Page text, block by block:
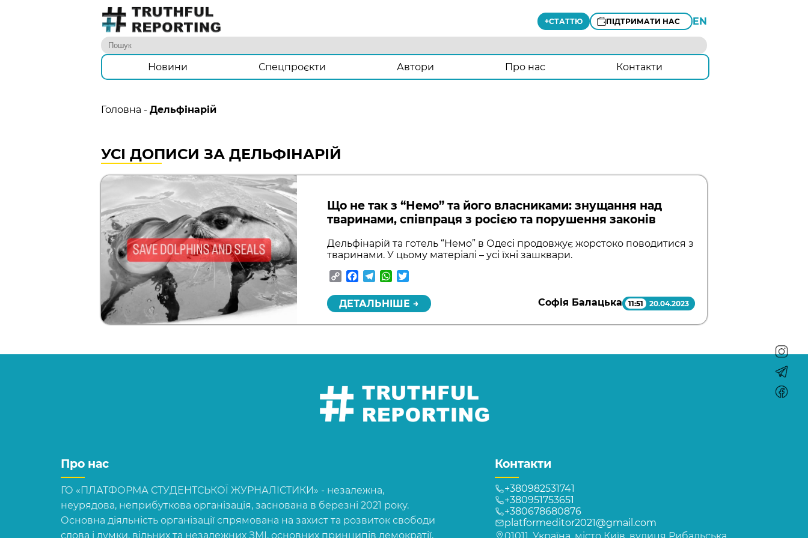
+СТАТТЮ ПІДТРИМАТИ НАС EN
Новини Спецпроєкти Автори Про нас Контакти
Головна - Дельфінарій
УСІ ДОПИСИ ЗА ДЕЛЬФІНАРІЙ
Що не так з “Немо” та його власниками: знущання над
тваринами, співпраця з росією та порушення законів
Дельфінарій та готель “Немо” в Одесі продовжує жорстоко поводитися з
тваринами. У цьому матеріалі – усі їхні зашквари.
CopyFacebook
TelegramWhatsApp
ДЕТАЛЬНІШЕ → Софія Балацька 11:51 20.04.2023
Про нас
ГО «ПЛАТФОРМА СТУДЕНТСЬКОЇ ЖУРНАЛІСТИКИ» - незалежна,
неурядова, неприбуткова організація, заснована в березні 2021 року.
Основна діяльність організації спрямована на захист та розвиток свободи
слова і думки, вільних та незалежних ЗМІ, основних принципів демократії,
Контакти
+380982531741
+380951753651
+380678680876
platformeditor2021@gmail.com